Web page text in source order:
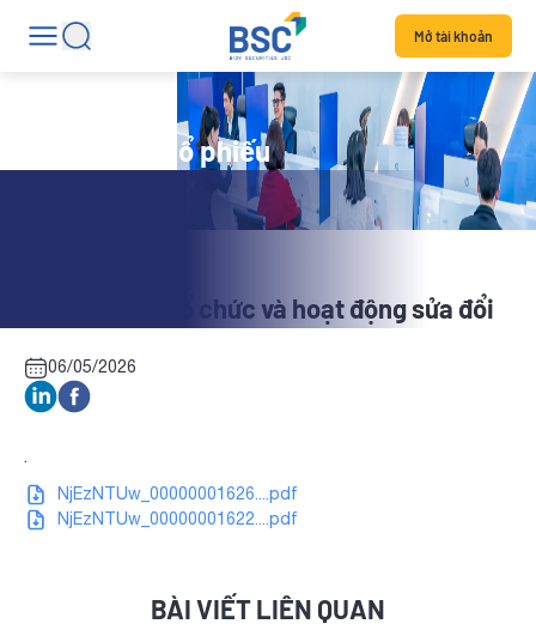
Mở tài khoản
Tin tức mã cổ phiếu
BCV: Điều lệ tổ chức và hoạt động sửa đổi
06/05/2026
.
NjEzNTUw_00000001626....pdf
NjEzNTUw_00000001622....pdf
BÀI VIẾT LIÊN QUAN